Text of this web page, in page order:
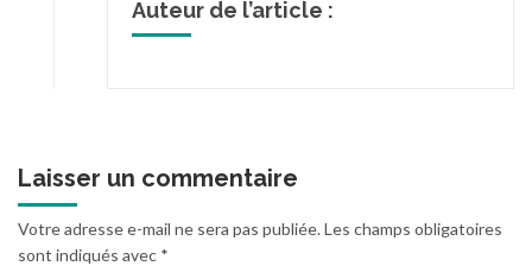
Auteur de l’article :
Laisser un commentaire
Votre adresse e-mail ne sera pas publiée.Les champs obligatoires
sont indiqués avec *